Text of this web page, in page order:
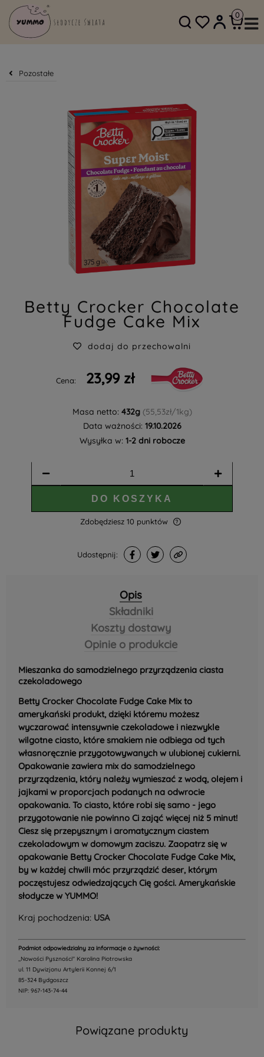
SKLEP@YUMMO.PL
Pozostałe
Betty Crocker Chocolate
Fudge Cake Mix
dodaj do przechowalni
Cena: 23,99 zł
Masa netto: 432g (55,53zł/1kg)
Data ważności: 19.10.2026
Wysyłka w: 1-2 dni robocze
DO KOSZYKA
Zdobędziesz10 punktów
Udostępnij:
Opis
Składniki
Koszty dostawy
Opinie o produkcie
Mieszanka do samodzielnego przyrządzenia ciasta
czekoladowego
Betty Crocker Chocolate Fudge Cake Mix to
amerykański produkt, dzięki któremu możesz
wyczarować intensywnie czekoladowe i niezwykle
wilgotne ciasto, które smakiem nie odbiega od tych
własnoręcznie przygotowywanych w ulubionej cukierni.
Opakowanie zawiera mix do samodzielnego
przyrządzenia, który należy wymieszać z wodą, olejem i
jajkami w proporcjach podanych na odwrocie
opakowania. To ciasto, które robi się samo - jego
przygotowanie nie powinno Ci zająć więcej niż 5 minut!
Ciesz się przepysznym i aromatycznym ciastem
czekoladowym w domowym zaciszu. Zaopatrz się w
opakowanie Betty Crocker Chocolate Fudge Cake Mix,
by w każdej chwili móc przyrządzić deser, którym
poczęstujesz odwiedzających Cię gości. Amerykańskie
słodycze w YUMMO!
Kraj pochodzenia: USA
Podmiot odpowiedzialny za informacje o żywności:
,,Nowości Pyszności" Karolina Piotrowska
ul. 11 Dywizjonu Artylerii Konnej 6/1
85-324 Bydgoszcz
NIP: 967-143-74-44
Powiązane produkty